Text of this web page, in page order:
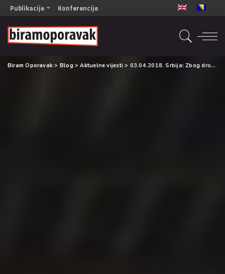
Publikacije
OPORAVAK- Naš zajednički cilj BiH/CG
OPORAVAK- Naš zajednički cilj SRB
OPORAVAK- Naš zajednički cilj 2
Konferencije
Biram Oporavak > Blog >Aktuelne vijesti > 03.04.2018. Srbija: Zbog droge u školi odgovara nastavnik